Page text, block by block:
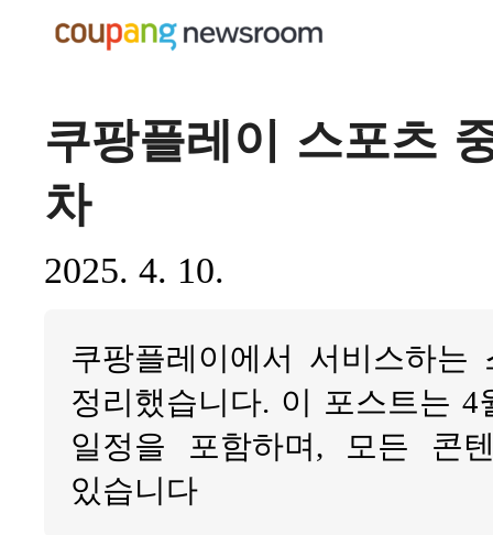
쿠팡플레이 스포츠
차
2025. 4. 10.
쿠팡플레이에서 서비스하
정리했습니다. 이 포스트는
일정을 포함하며, 모든 콘
있습니다